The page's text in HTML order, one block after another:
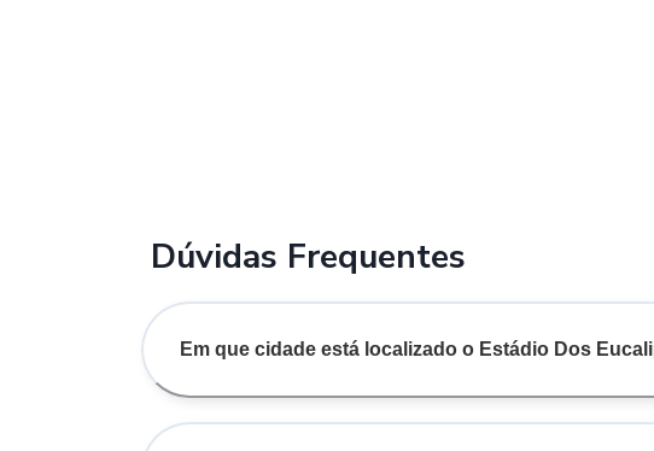
Dúvidas Frequentes
Em que cidade está localizado o Estádio Dos